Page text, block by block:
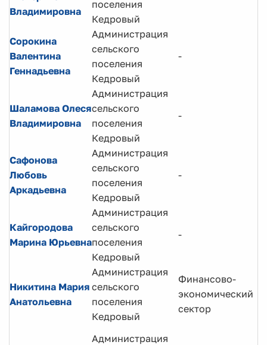
Владимировна
поселения
Кедровый
Сорокина
Валентина
Геннадьевна
Администрация
сельского
поселения
Кедровый
-
Шаламова Олеся
Владимировна
Администрация
сельского
поселения
Кедровый
-
Сафонова
Любовь
Аркадьевна
Администрация
сельского
поселения
Кедровый
-
Кайгородова
Марина Юрьевна
Администрация
сельского
поселения
Кедровый
-
Никитина Мария
Анатольевна
Администрация
сельского
поселения
Кедровый
Финансово-
экономический
сектор
Администрация